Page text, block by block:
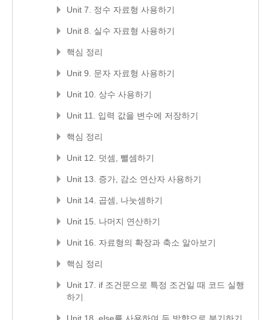
Unit 7. 정수 자료형 사용하기
Unit 8. 실수 자료형 사용하기
핵심 정리
Unit 9. 문자 자료형 사용하기
Unit 10. 상수 사용하기
Unit 11. 입력 값을 변수에 저장하기
핵심 정리
Unit 12. 덧셈, 뺄셈하기
Unit 13. 증가, 감소 연산자 사용하기
Unit 14. 곱셈, 나눗셈하기
Unit 15. 나머지 연산하기
Unit 16. 자료형의 확장과 축소 알아보기
핵심 정리
Unit 17. if 조건문으로 특정 조건일 때 코드 실행
하기
Unit 18. else를 사용하여 두 방향으로 분기하기